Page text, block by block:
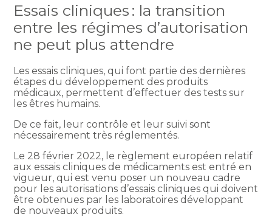
Essais cliniques : la transition
entre les régimes d’autorisation
ne peut plus attendre
Les essais cliniques, qui font partie des dernières
étapes du développement des produits
médicaux, permettent d’effectuer des tests sur
les êtres humains.
De ce fait, leur contrôle et leur suivi sont
nécessairement très réglementés.
Le 28 février 2022, le règlement européen relatif
aux essais cliniques de médicaments est entré en
vigueur, qui est venu poser un nouveau cadre
pour les autorisations d’essais cliniques qui doivent
être obtenues par les laboratoires développant
de nouveaux produits.